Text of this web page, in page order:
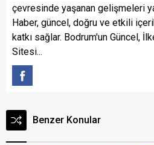
çevresinde yaşanan gelişmeleri
Haber, güncel, doğru ve etkili
katkı sağlar. Bodrum'un Güncel,
Sitesi...
Benzer Konular